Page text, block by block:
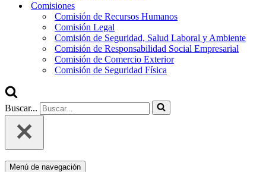
Comisiones
Comisión de Recursos Humanos
Comisión Legal
Comisión de Seguridad, Salud Laboral y Ambiente
Comisión de Responsabilidad Social Empresarial
Comisión de Comercio Exterior
Comisión de Seguridad Física
Buscar...
Menú de navegación